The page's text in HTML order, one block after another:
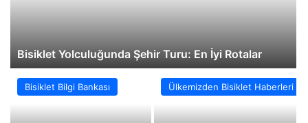
Bisiklet Yolculuğunda Şehir Turu: En İyi Rotalar
Bisiklet Bilgi Bankası Ülkemizden Bisiklet Haberleri